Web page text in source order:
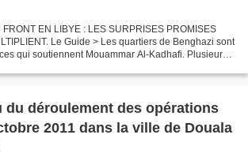
EN LIBYE : LES SURPRISES PROMISES
Le Guide > Les quartiers de Benghazi sont
qui soutiennent Mouammar Al-Kadhafi. Plusieurs
du déroulement des opérations
2011 dans la ville de Douala